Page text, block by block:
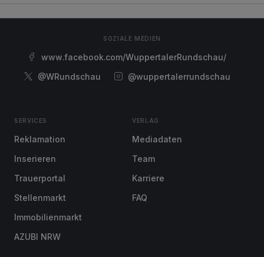
SOZIALE MEDIEN
www.facebook.com/WuppertalerRundschau/
@WRundschau
@wuppertalerrundschau
SERVICES
Reklamation
Inserieren
Trauerportal
Stellenmarkt
Immobilienmarkt
AZUBI NRW
VERLAG
Mediadaten
Team
Karriere
FAQ